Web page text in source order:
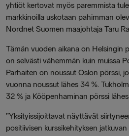
yhtiöt kertovat myös paremmista
markkinoilla uskotaan pahimman
Nordnet Suomen maajohtaja Taru
Tämän vuoden aikana on Helsingin
on selvästi vähemmän kuin muissa
Parhaiten on noussut Oslon pörssi,
vuonna noussut lähes 34 %.
32 % ja Kööpenhaminan pörssi
”Yksityissijoittavat näyttävät
positiivisen kurssikehityksen